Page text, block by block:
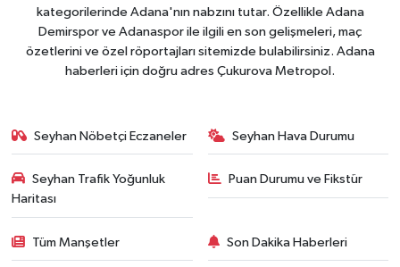
kategorilerinde Adana'nın nabzını tutar. Özellikle Adana
Demirspor ve Adanaspor ile ilgili en son gelişmeleri, maç
özetlerini ve özel röportajları sitemizde bulabilirsiniz. Adana
haberleri için doğru adres Çukurova Metropol.
Seyhan Nöbetçi Eczaneler Seyhan Hava Durumu
Seyhan Trafik Yoğunluk
Haritası
Puan Durumu ve Fikstür
Tüm Manşetler Son Dakika Haberleri